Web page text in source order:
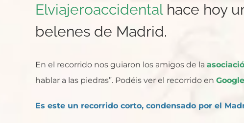
Elviajeroaccidentalhace hoy
belenes de Madrid.
En el recorrido nos guiaron los amigos de la
hablar a las piedras”. Podéis ver el recorrido en
Es este un recorrido corto, condensado por el